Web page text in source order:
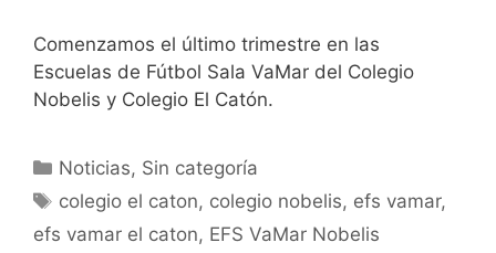
Comenzamos el último trimestre en las
Escuelas de Fútbol Sala VaMar del Colegio
Nobelis y Colegio El Catón.
Categorías
Noticias, Sin categoría
Etiquetas
colegio el caton, colegio nobelis, efs vamar,
efs vamar el caton, EFS VaMar Nobelis